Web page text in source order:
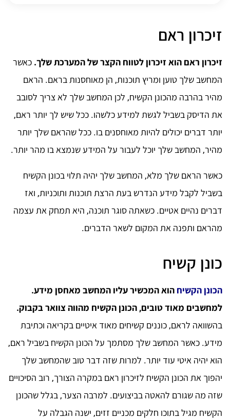
זיכרון ראם
זיכרון ראם הוא זיכרון לטווח הקצר של המערכת שלך. כאשר
המחשב שלך טוען ומריץ תוכנות, הן מאוחסנות בראם. הראם
מהיר בהרבה מהכונן הקשיח, לכן המחשב שלך לא צריך לסובב
את הדיסק בשביל לגשת למידע כלשהו. ככל שיש לך יותר ראם,
יותר דברים יכולים להיות מאוחסנים בו. ככל שהראם שלך יותר
מהיר, המחשב שלך יוכל לעבור על המידע שנמצא בו מהר יותר.
כאשר הראם שלך מלא, המחשב שלך יהיה תלוי בכונן הקשיח
בשביל לקבל מידע הנדרש בעת הרצת תוכנות ותוכניות, ואז
דברים נהיים אטיים. כשאתה סוגר תוכנה, היא תמחק את עצמה
מהראם ותפנה את המקום לשאר הדברים.
כונן קשיח
הכונן הקשיח הוא המכשיר עליו המחשב מאחסן מידע.
למחשבים מאוד טובים, הכונן הקשיח מהווה צוואר בקבוק.
בהשוואה לראם, כוננים קשיחים מאוד איטיים בקריאה וכתיבת
מידע. כאשר המחשב שלך מסתמך על הכונן הקשיח בשביל ראם,
הוא יהיה איטי עוד יותר. למרות שזה דבר טוב שהמחשב שלך
יהפוך את הכונן הקשיח לזיכרון ראם במקרה הצורך, רוב הסיכויים
שזה מה שגורם להאטה בביצועים. למרבה הצער, בגלל שהכונן
הקשיח מגיל בתוכו חלקים מכניים זזים, ישנה הגבלה על